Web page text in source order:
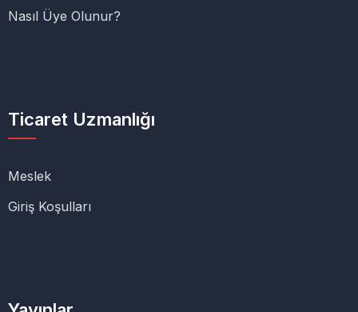
Nasıl Üye Olunur?
Ticaret Uzmanlığı
Meslek
Giriş Koşulları